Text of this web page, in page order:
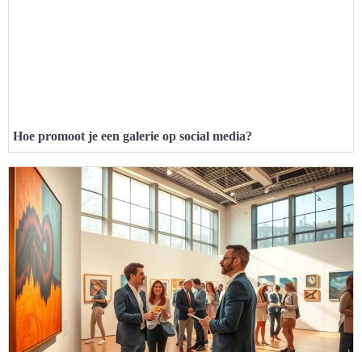
Hoe promoot je een galerie op social media?